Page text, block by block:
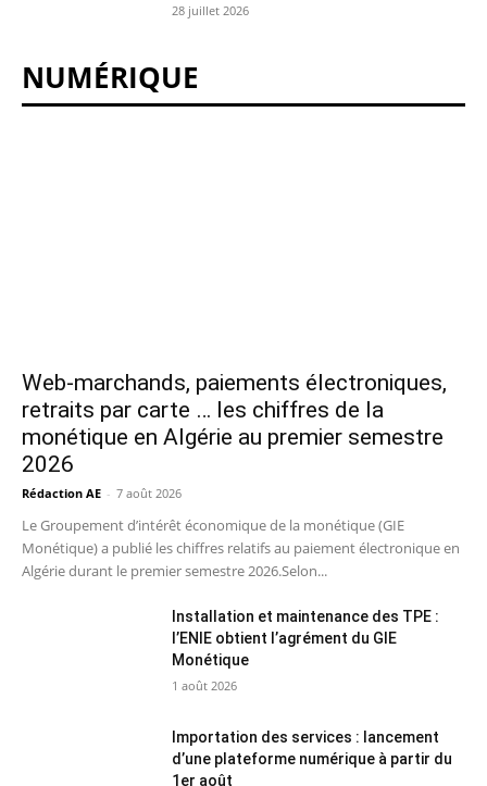
28 juillet 2026
NUMÉRIQUE
Web-marchands, paiements électroniques,
retraits par carte … les chiffres de la
monétique en Algérie au premier semestre
2026
Rédaction AE - 7 août 2026
Le Groupement d’intérêt économique de la monétique (GIE
Monétique) a publié les chiffres relatifs au paiement électronique en
Algérie durant le premier semestre 2026.Selon...
Installation et maintenance des TPE :
l’ENIE obtient l’agrément du GIE
Monétique
1 août 2026
Importation des services : lancement
d’une plateforme numérique à partir du
1er août